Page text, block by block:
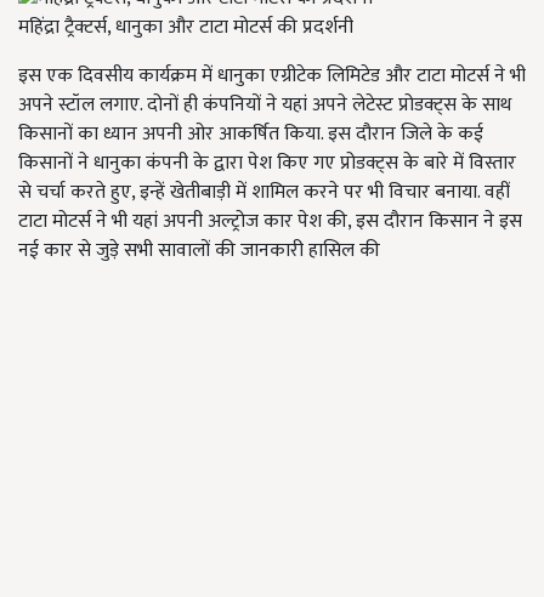
महिंद्रा ट्रैक्टर्स, धानुका और टाटा मोटर्स की प्रदर्शनी
इस एक दिवसीय कार्यक्रम में धानुका एग्रीटेक लिमिटेड और टाटा मोटर्स ने भी
अपने स्टॉल लगाए. दोनों ही कंपनियों ने यहां अपने लेटेस्ट प्रोडक्ट्स के साथ
किसानों का ध्यान अपनी ओर आकर्षित किया. इस दौरान जिले के कई
किसानों ने धानुका कंपनी के द्वारा पेश किए गए प्रोडक्ट्स के बारे में विस्तार
से चर्चा करते हुए, इन्हें खेतीबाड़ी में शामिल करने पर भी विचार बनाया. वहीं
टाटा मोटर्स ने भी यहां अपनी अल्ट्रोज कार पेश की, इस दौरान किसान ने इस
नई कार से जुड़े सभी सावालों की जानकारी हासिल की